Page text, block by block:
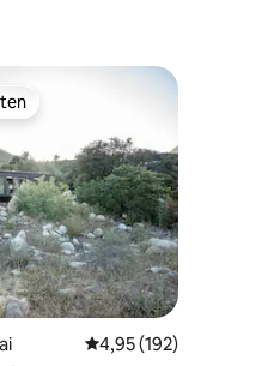
5, 201 recensies
Gemiddelde
4,95 (192)